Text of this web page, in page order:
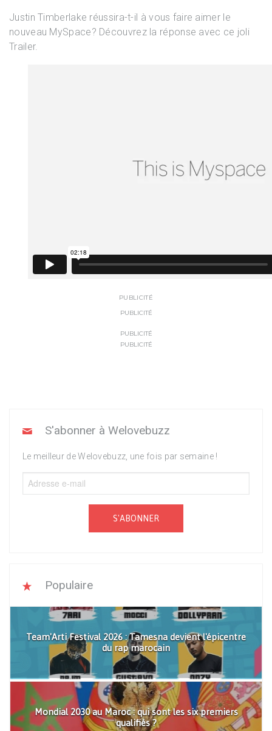
Justin Timberlake réussira-t-il à vous faire aimer le
nouveau MySpace? Découvrez la réponse avec ce joli
Trailer.
PUBLICITÉ
PUBLICITÉ
PUBLICITÉ
PUBLICITÉ
S'abonner à Welovebuzz
Le meilleur de Welovebuzz, une fois par semaine !
S'ABONNER
Populaire
Team'Arti Festival 2026 : Tamesna devient l'épicentre
du rap marocain
Mondial 2030 au Maroc : qui sont les six premiers
qualifiés ?